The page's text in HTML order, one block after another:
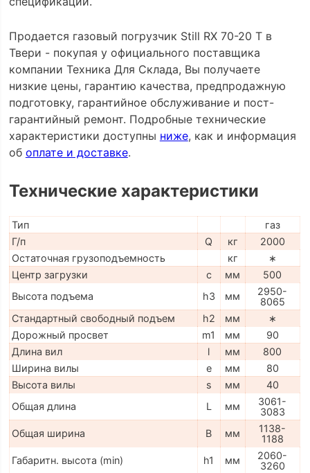
Продается газовый погрузчик Still RX 70-20 T в
Твери - покупая у официального поставщика
компании Техника Для Склада, Вы получаете
низкие цены, гарантию качества, предпродажную
подготовку, гарантийное обслуживание и пост-
гарантийный ремонт. Подробные технические
характеристики доступны ниже, как и информация
об оплате и доставке.
Технические характеристики
Тип
газ
Г/п
Q кг
2000
Остаточная грузоподъемность
кг
∗
Центр загрузки
c мм
500
Высота подъема
h3 мм
2950-
8065
Стандартный свободный подъем
h2 мм
∗
Дорожный просвет
m1 мм
90
Длина вил
l мм
800
Ширина вилы
e мм
80
Высота вилы
s мм
40
Общая длина
L мм
3061-
3083
Общая ширина
B мм
1138-
1188
Габаритн. высота (min)
h1 мм
2060-
3260